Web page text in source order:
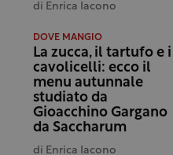
di Enrica Iacono
DOVE MANGIO
La zucca, il tartufo e i
cavolicelli: ecco il
menu autunnale
studiato da
Gioacchino Gargano
da Saccharum
di Enrica Iacono